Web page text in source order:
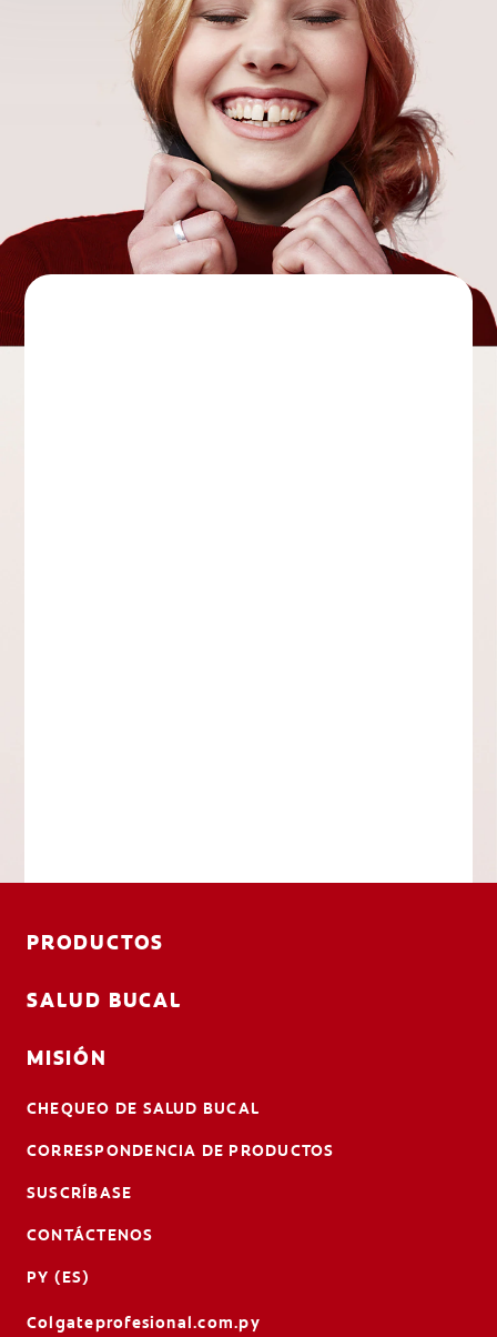
PRODUCTOS
SALUD BUCAL
MISIÓN
CHEQUEO DE SALUD BUCAL
CORRESPONDENCIA DE PRODUCTOS
SUSCRÍBASE
CONTÁCTENOS
PY (ES)
Colgateprofesional.com.py